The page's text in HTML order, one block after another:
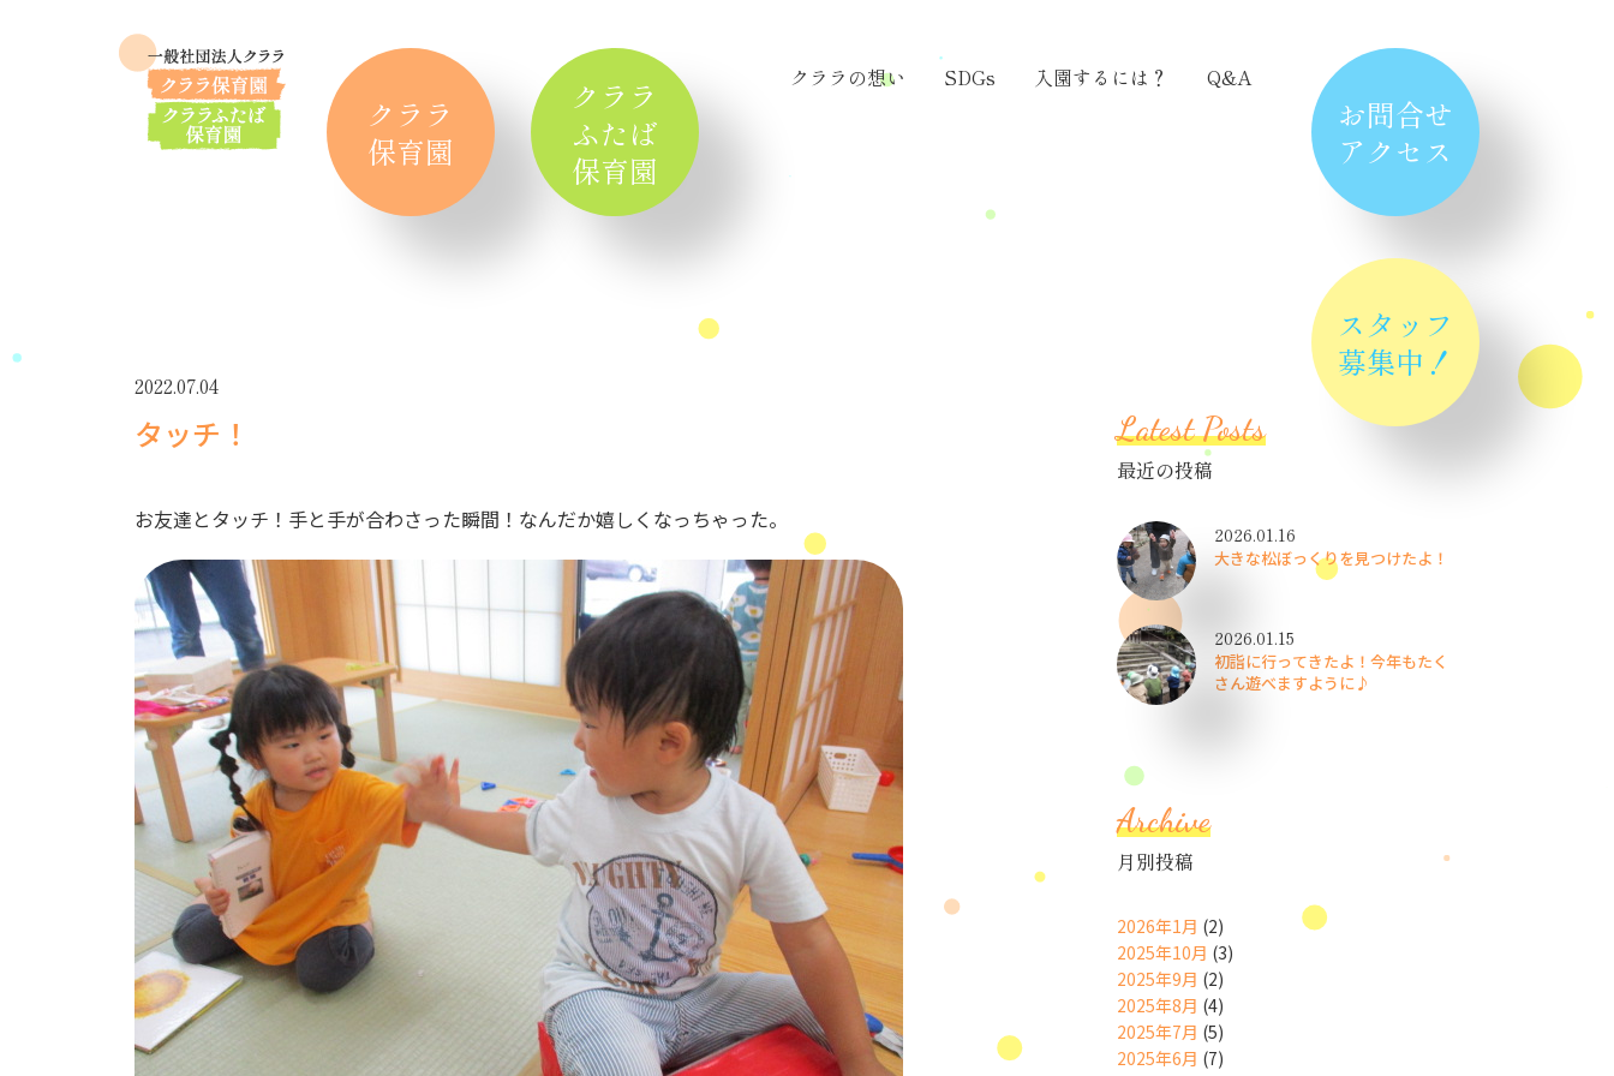
クララ
保育園
クララ
ふたば
保育園
お問合せ
アクセス
スタッフ
募集中！
クララの想い SDGs 入園するには？ Q&A
2022.07.04
タッチ！
お友達とタッチ！手と手が合わさった瞬間！なんだか嬉しくなっちゃった。
Latest Posts
最近の投稿
2026.01.16
大きな松ぼっくりを見つけたよ！
2026.01.15
初詣に行ってきたよ！今年もたく
さん遊べますように♪
Archive
月別投稿
2026年1月 (2)
2025年10月 (3)
2025年9月 (2)
2025年8月 (4)
2025年7月 (5)
2025年6月 (7)